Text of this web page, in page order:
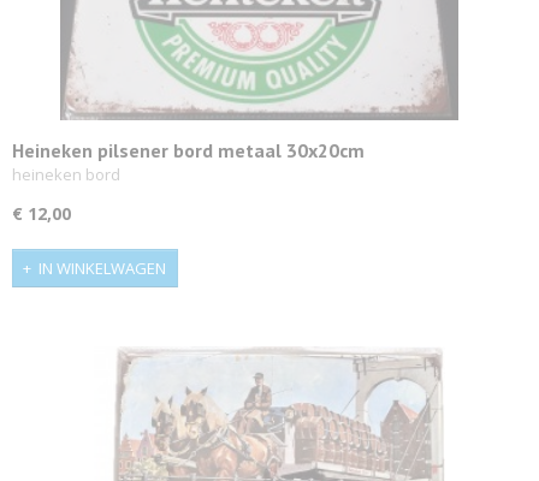
Heineken pilsener bord metaal 30x20cm
heineken bord
€ 12,00
IN WINKELWAGEN